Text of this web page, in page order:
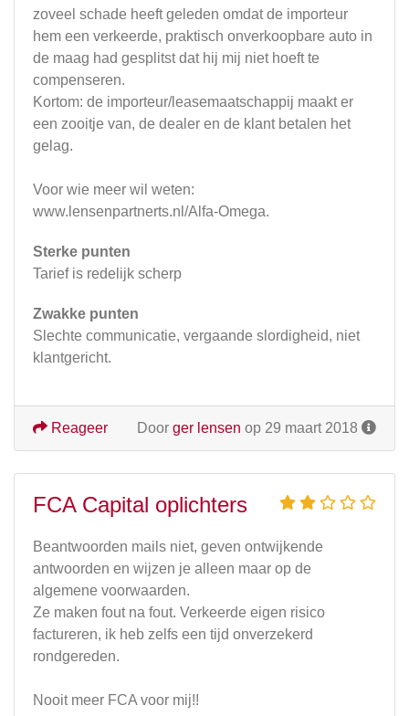
zoveel schade heeft geleden omdat de importeur
hem een verkeerde, praktisch onverkoopbare auto in
de maag had gesplitst dat hij mij niet hoeft te
compenseren.
Kortom: de importeur/leasemaatschappij maakt er
een zooitje van, de dealer en de klant betalen het
gelag.
Voor wie meer wil weten:
www.lensenpartnerts.nl/Alfa-Omega.
Sterke punten
Tarief is redelijk scherp
Zwakke punten
Slechte communicatie, vergaande slordigheid, niet
klantgericht.
Door ger lensen op 29 maart 2018
Reageer
FCA Capital oplichters
Beantwoorden mails niet, geven ontwijkende
antwoorden en wijzen je alleen maar op de
algemene voorwaarden.
Ze maken fout na fout. Verkeerde eigen risico
factureren, ik heb zelfs een tijd onverzekerd
rondgereden.
Nooit meer FCA voor mij!!